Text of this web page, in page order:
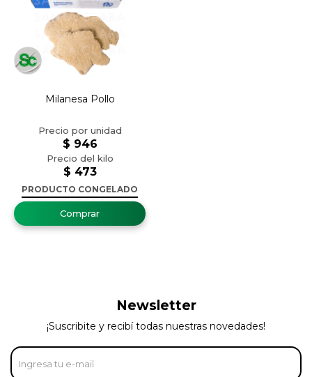
Milanesa Pollo
$ 473
$ 946
PRODUCTO CONGELADO
Newsletter
¡Suscribite y recibí todas nuestras novedades!